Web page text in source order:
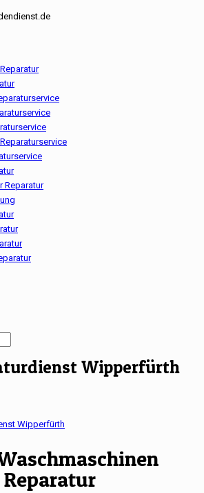
Reparatur
Wipperfürth
Wipperfürth
Reparatur